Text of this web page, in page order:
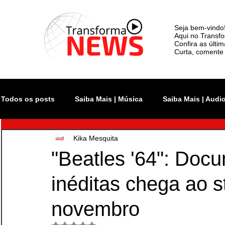
Seja bem-vindo!
Aqui no
Confira as
Curta,
Todos os posts Saiba Mais | Música Saiba Mais |
Atualidade Rock In Rio
Monsters of Rock SP The Town Lollapalooza
"Beatles '64":
inéditas chega ao
novembro
Kika Mesquita